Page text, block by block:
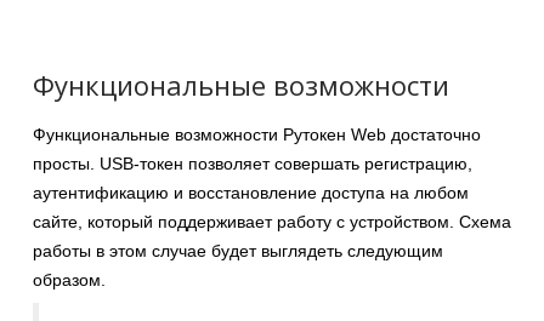
Функциональные возможности
Функциональные возможности Рутокен Web достаточно
просты. USB-токен позволяет совершать регистрацию,
аутентификацию и восстановление доступа на любом
сайте, который поддерживает работу с устройством. Схема
работы в этом случае будет выглядеть следующим
образом.